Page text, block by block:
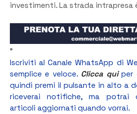
investimenti. La strada intrapresa
”
Iscriviti al Canale WhatsApp di
semplice e veloce. Clicca quiper
quindi premi il pulsante in alto a
riceverai notifiche, ma potrai
articoli aggiornati quando vorrai.